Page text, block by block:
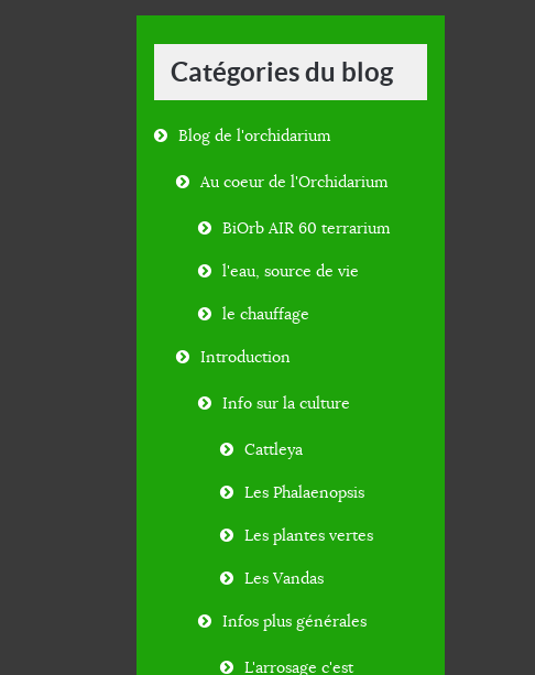
Catégories du blog
Blog de l'orchidarium
Au coeur de l'Orchidarium
BiOrb AIR 60 terrarium
l'eau, source de vie
le chauffage
Introduction
Info sur la culture
Cattleya
Les Phalaenopsis
Les plantes vertes
Les Vandas
Infos plus générales
L'arrosage c'est